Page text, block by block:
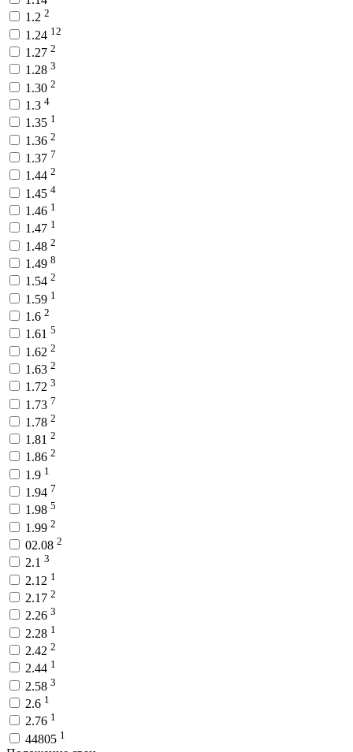
1.2 2
1.24 12
1.27 2
1.28 3
1.30 2
1.3 4
1.35 1
1.36 2
1.37 7
1.44 2
1.45 4
1.46 1
1.47 1
1.48 2
1.49 8
1.54 2
1.59 1
1.6 2
1.61 5
1.62 2
1.63 2
1.72 3
1.73 7
1.78 2
1.81 2
1.86 2
1.9 1
1.94 7
1.98 5
1.99 2
02.08 2
2.1 3
2.12 1
2.17 2
2.26 3
2.28 1
2.42 2
2.44 1
2.58 3
2.6 1
2.76 1
44805 1